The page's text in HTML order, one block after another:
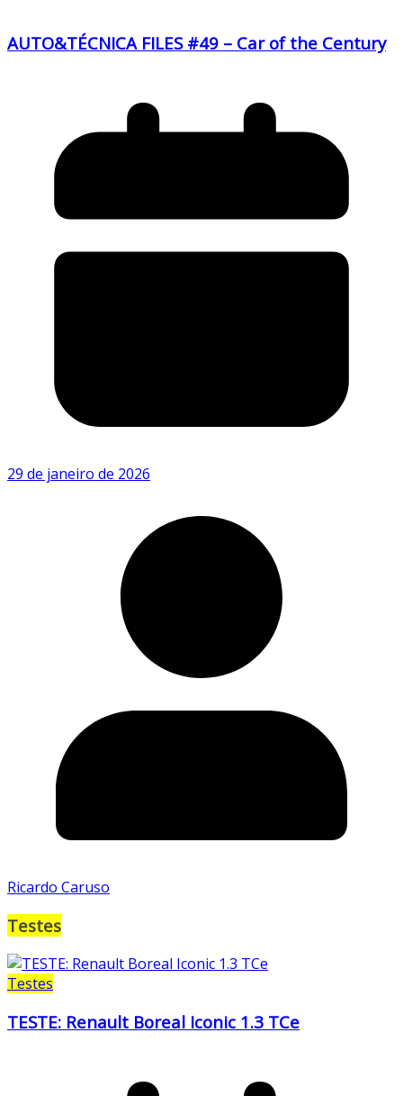
AUTO&TÉCNICA FILES #49 – Car of the Century
29 de janeiro de 2026
Ricardo Caruso
Testes
Testes
TESTE: Renault Boreal Iconic 1.3 TCe